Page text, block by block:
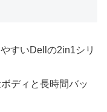
すいDellの2in1シリ
ディと長時間バッ